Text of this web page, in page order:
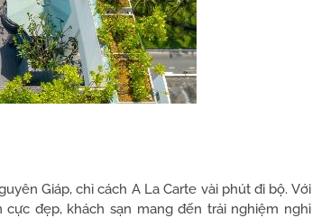
Giáp, chỉ cách A La Carte vài phút đi bộ. Với
đẹp, khách sạn mang đến trải nghiệm nghỉ